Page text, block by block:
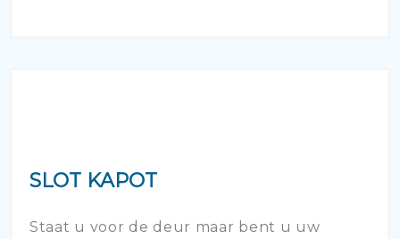
SLOT KAPOT
Staat u voor de deur maar bent u uw